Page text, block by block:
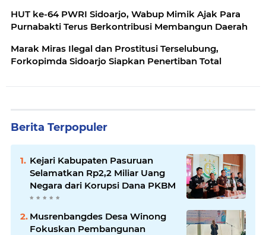
HUT ke-64 PWRI Sidoarjo, Wabup Mimik Ajak Para
Purnabakti Terus Berkontribusi Membangun Daerah
Marak Miras Ilegal dan Prostitusi Terselubung,
Forkopimda Sidoarjo Siapkan Penertiban Total
Berita Terpopuler
Kejari Kabupaten Pasuruan
Selamatkan Rp2,2 Miliar Uang
Negara dari Korupsi Dana PKBM
Musrenbangdes Desa Winong
Fokuskan Pembangunan